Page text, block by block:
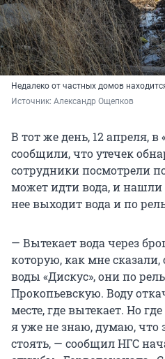
Недалеко от частных домов
Источник: Александр Ощепков
В тот же день, 12 апреля, в
сообщили, что утечек
сотрудники посмотрели
может идти вода, и
нее выходит вода и по
— Вытекает вода через
которую, как мне
воды «Дискус», они по
Прокопьевскую. Воду
месте, где вытекает. Но
я уже не знаю, думаю, что
стоять, — сообщил НГС